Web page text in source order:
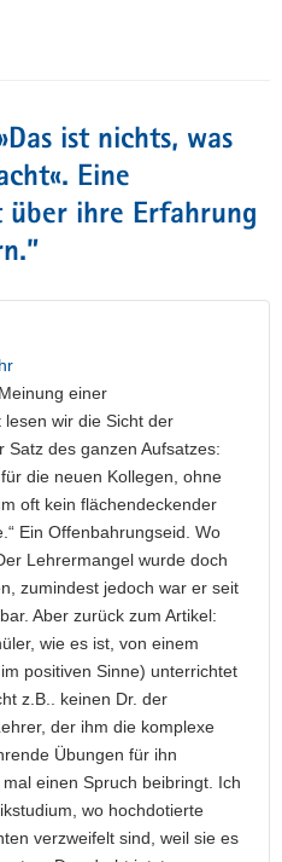
ist nichts, was
Eine
ihre Erfahrung
”
einer
wir die Sicht der
des ganzen Aufsatzes:
die neuen Kollegen, ohne
oft kein flächendeckender
Ein Offenbahrungseid. Wo
Lehrermangel wurde doch
zumindest jedoch war er seit
Aber zurück zum Artikel:
wie es ist, von einem
positiven Sinne) unterrichtet
z.B.. keinen Dr. der
der ihm die komplexe
Übungen für ihn
einen Spruch beibringt. Ich
wo hochdotierte
verzweifelt sind, weil sie es